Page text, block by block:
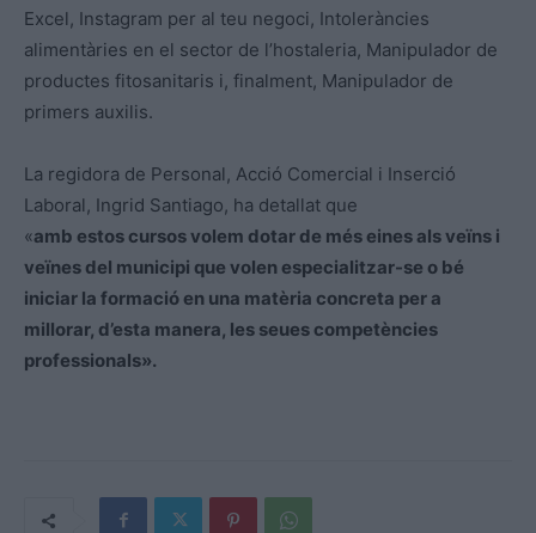
Excel, Instagram per al teu negoci, Intoleràncies
alimentàries en el sector de l’hostaleria, Manipulador de
productes fitosanitaris i, finalment, Manipulador de
primers auxilis.
La regidora de Personal, Acció Comercial i Inserció
Laboral, Ingrid Santiago, ha detallat que
«amb estos cursos volem dotar de més eines als veïns i
veïnes del municipi que volen especialitzar-se o bé
iniciar la formació en una matèria concreta per a
millorar, d’esta manera, les seues competències
professionals».